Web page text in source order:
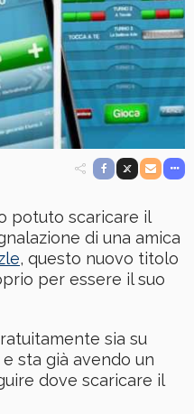
potuto scaricare il
di una amica
, questo nuovo titolo
per essere il suo
sia su
sta già avendo un
dove scaricare il